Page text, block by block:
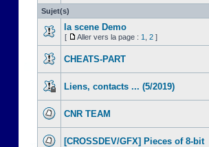
Sujet(s)
la scene Demo
[ Aller vers la page : 1 2 ]
CHEATS-PART
Liens, contacts ... (5/2019)
CNR TEAM
[CROSSDEV/GFX] Pieces of 8-bit